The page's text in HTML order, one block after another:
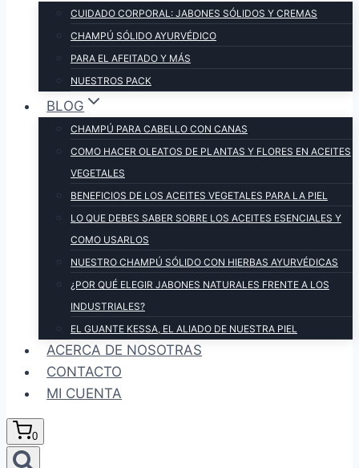
CUIDADO CORPORAL: JABONES SÓLIDOS Y CREMAS
CHAMPÚ SÓLIDO AYURVÉDICO
PARA EL AFEITADO Y MÁS
NUESTROS PACK
BLOG
CHAMPÚ PARA CABELLO CON CANAS
COMO HACER OLEATOS DE PLANTAS Y FLORES EN ACEITES
VEGETALES
BENEFICIOS DE LOS ACEITES VEGETALES PARA LA PIEL
LO QUE DEBES SABER SOBRE LOS ACEITES ESENCIALES Y
COMO USARLOS
NUESTRO CHAMPÚ SÓLIDO CON HIERBAS AYURVÉDICAS
¿POR QUÉ ELEGIR JABONES NATURALES FRENTE A LOS
INDUSTRIALES?
EL GUANTE KESSA, EL ALIADO DE NUESTRA PIEL
ACERCA DE NOSOTRAS
CONTACTO
MI CUENTA
0